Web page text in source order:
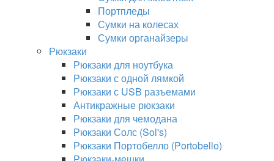
Портпледы
Сумки на колесах
Сумки органайзеры
Рюкзаки
Рюкзаки для ноутбука
Рюкзаки с одной лямкой
Рюкзаки с USB разъемами
Антикражные рюкзаки
Рюкзаки для чемодана
Рюкзаки Солс (Sol's)
Рюкзаки Портобелло (Portobello)